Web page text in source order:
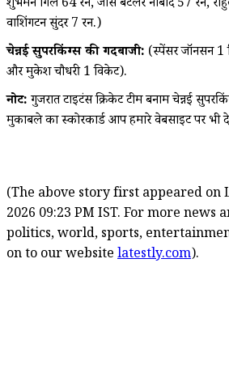
शुभमन गिल 64 रन, जोस बटलर नाबाद 57 रन,
वाशिंगटन सुंदर 7 रन.)
चेन्नई सुपरकिंग्स की गेंदबाजी: (स्पेंसर जॉनसन
और मुकेश चौधरी 1 विकेट).
नोट: गुजरात टाइटंस क्रिकेट टीम बनाम चेन्नई
मुकाबले का स्कोरकार्ड आप हमारे वेबसाइट पर
(The above story first appeared on
2026 09:23 PM IST. For more news
politics, world, sports,
on to our website latestly.com).